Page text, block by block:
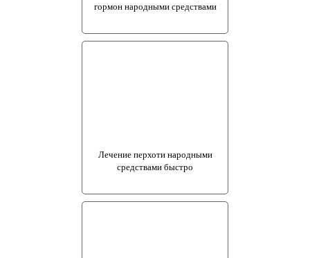
гормон народными средствами
Лечение перхоти народными
средствами быстро